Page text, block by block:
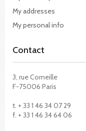
My addresses
My personal info
Contact
3, rue Corneille
F-75006 Paris
t. + 33 1 46 34 07 29
f. + 33 1 46 34 64 06